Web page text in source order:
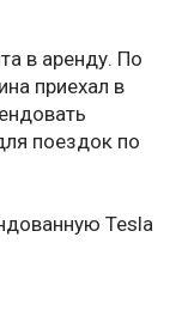
в аренду. По
приехал в
поездок по